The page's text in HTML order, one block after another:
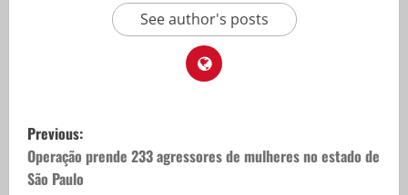
See author's posts
P
o
Previous:
Operação prende 233 agressores de mulheres no estado de
São Paulo